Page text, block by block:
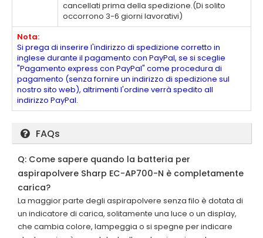
cancellati prima della spedizione.(Di solito
occorrono 3-6 giorni lavorativi)
Nota:
Si prega di inserire l'indirizzo di spedizione corretto in
inglese durante il pagamento con PayPal, se si sceglie
"Pagamento express con PayPal" come procedura di
pagamento (senza fornire un indirizzo di spedizione sul
nostro sito web), altrimenti l'ordine verrà spedito all
indirizzo PayPal.
FAQs
Q: Come sapere quando la batteria per
aspirapolvere Sharp EC-AP700-N è completamente
carica?
La maggior parte degli aspirapolvere senza filo è dotata di
un indicatore di carica, solitamente una luce o un display,
che cambia colore, lampeggia o si spegne per indicare